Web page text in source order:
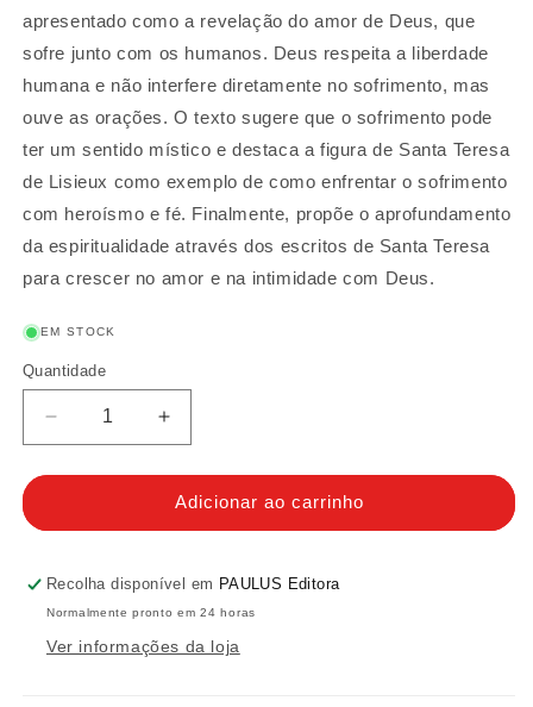
apresentado como a revelação do amor de Deus, que
sofre junto com os humanos. Deus respeita a liberdade
humana e não interfere diretamente no sofrimento, mas
ouve as orações. O texto sugere que o sofrimento pode
ter um sentido místico e destaca a figura de Santa Teresa
de Lisieux como exemplo de como enfrentar o sofrimento
com heroísmo e fé. Finalmente, propõe o aprofundamento
da espiritualidade através dos escritos de Santa Teresa
para crescer no amor e na intimidade com Deus.
EM STOCK
Quantidade
Quantidade
Diminuir
a
quantidade
Para
das
sol
Aumentar
a
quantidade
de
Para
das
sol
Adicionar ao carrinho
Recolha disponível em PAULUS Editora
Normalmente pronto em 24 horas
Ver informações da loja